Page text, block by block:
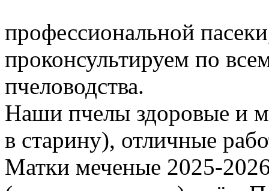
профессиональной
проконсультируем по
пчеловодства.
Наши пчелы здоровые и
в старину), отличные
Матки меченые 2025-